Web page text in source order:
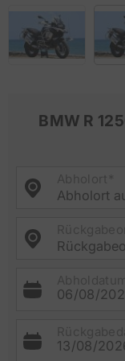
BMW R
Abholort
06/08/
13/08/